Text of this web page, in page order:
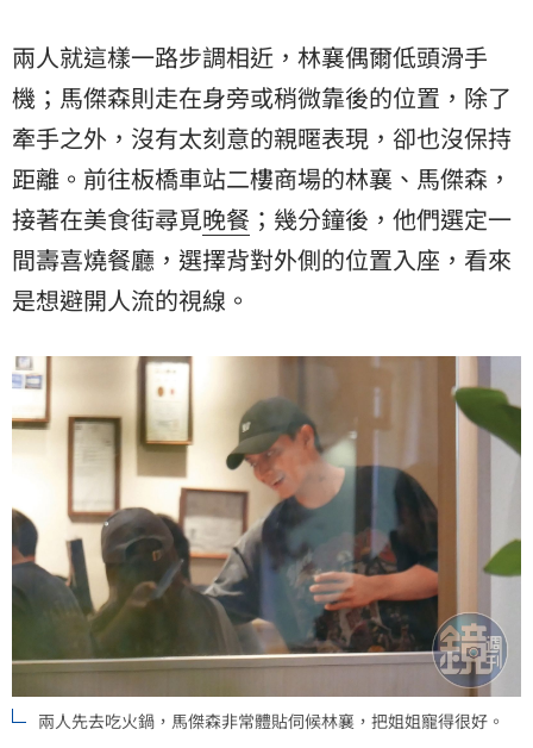
兩人就這樣一路步調相近，林襄偶爾低頭滑手
機；馬傑森則走在身旁或稍微靠後的位置，除了
牽手之外，沒有太刻意的親暱表現，卻也沒保持
距離。前往板橋車站二樓商場的林襄、馬傑森，
接著在美食街尋覓晚餐 ；幾分鐘後，他們選定一
間壽喜燒餐廳，選擇背對外側的位置入座，看來
是想避開人流的視線。
兩人先去吃火鍋，馬傑森非常體貼伺候林襄，把姐姐寵得很好。